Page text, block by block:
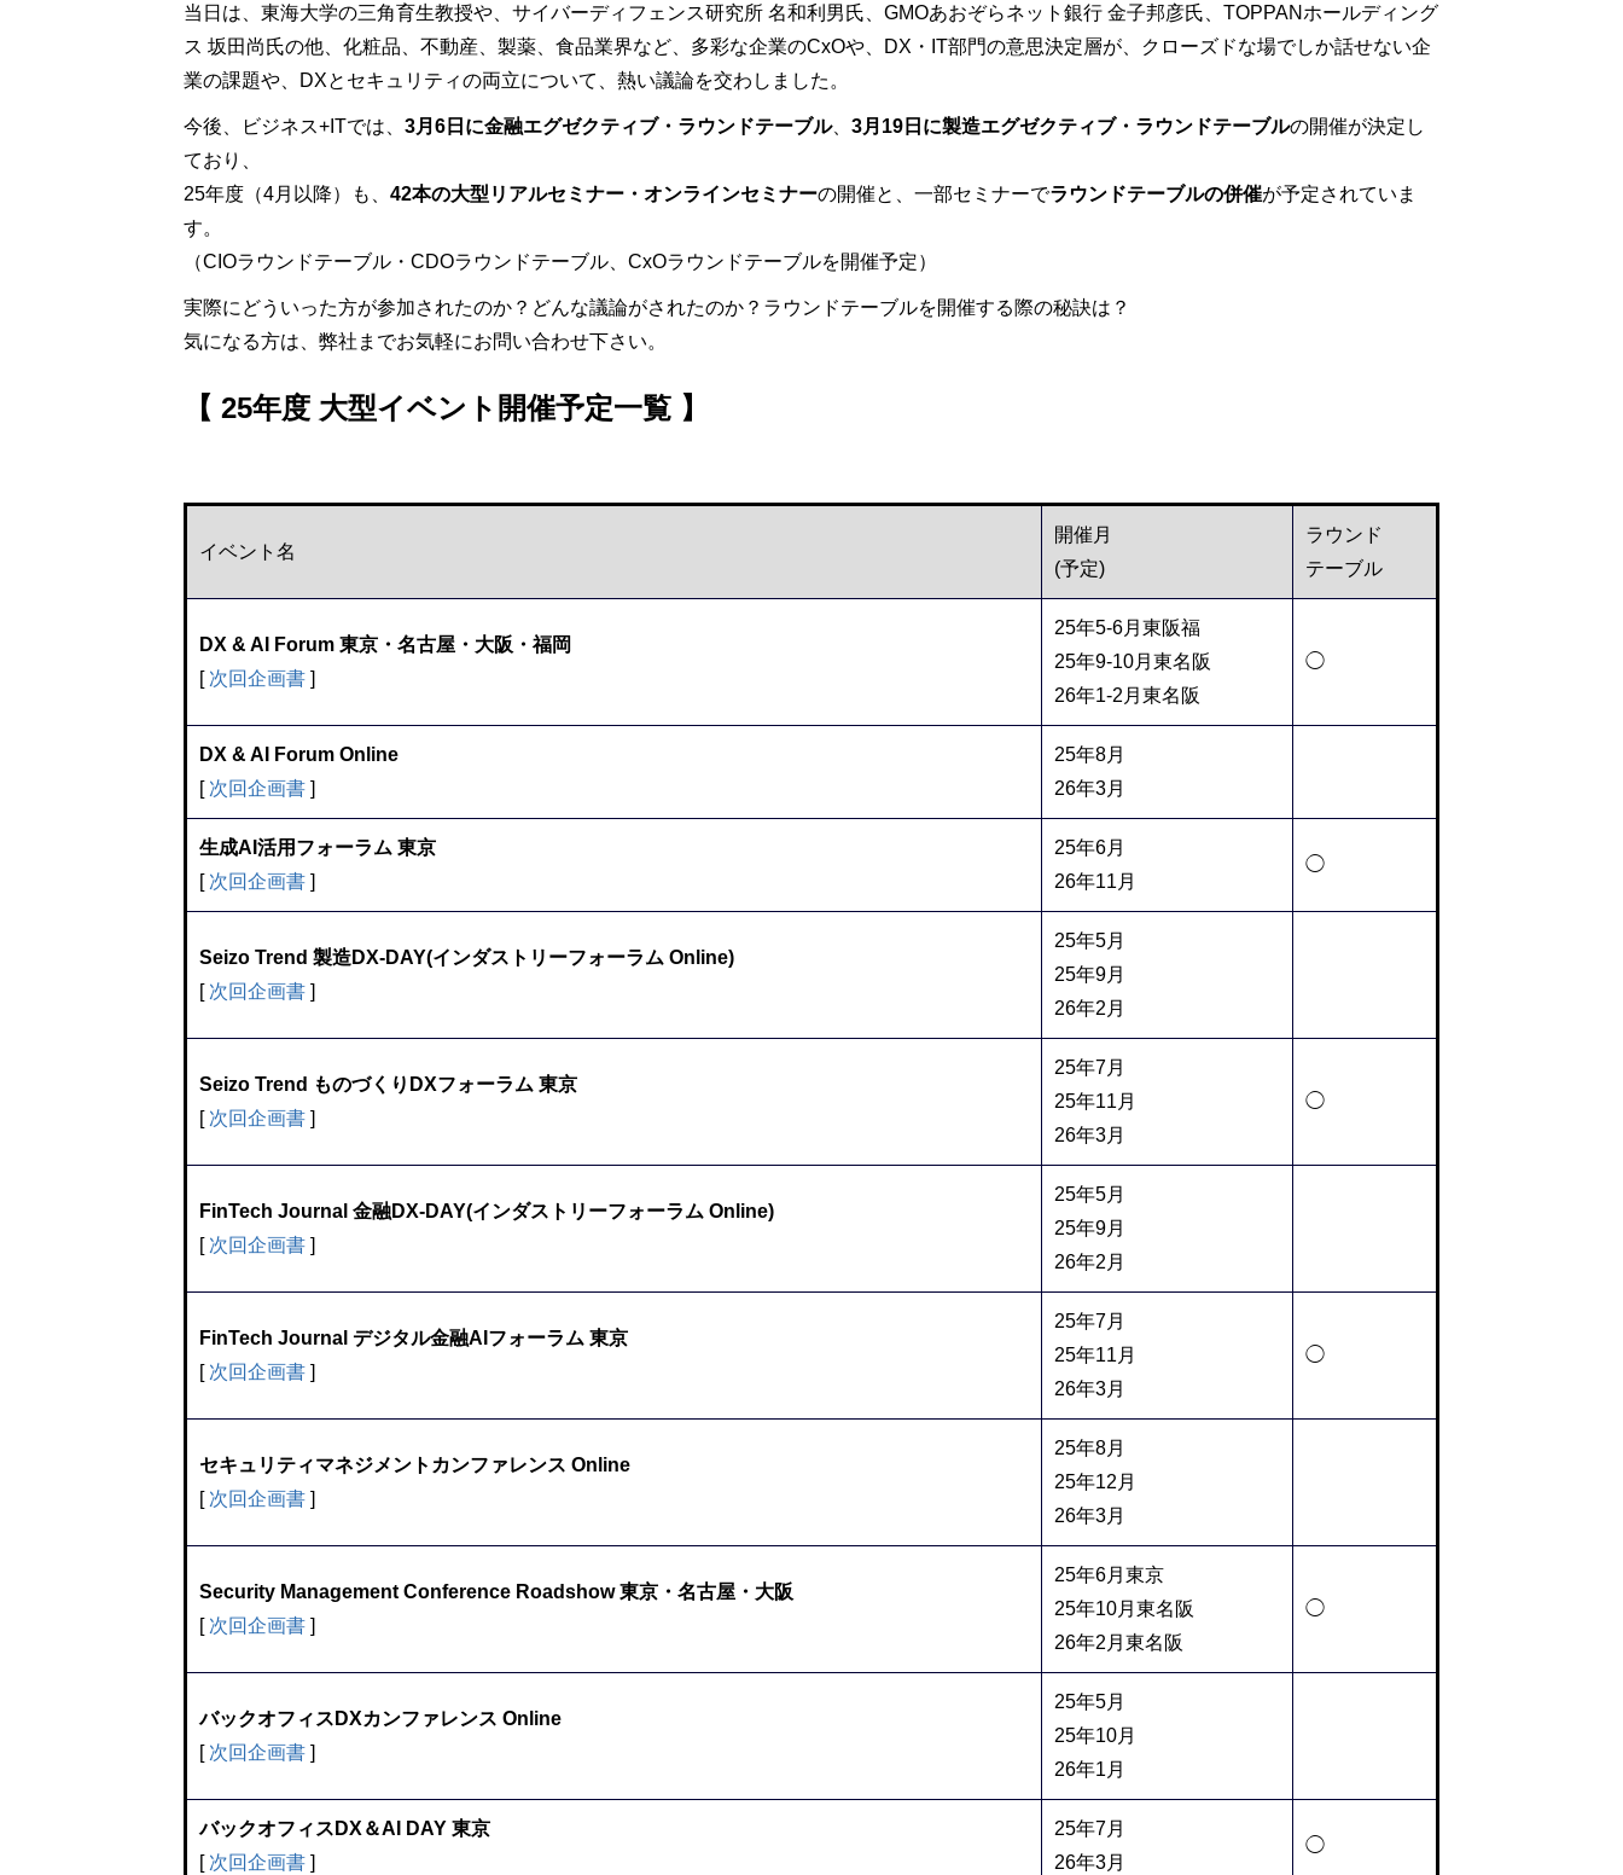
当日は、東海大学の三角育生教授や、サイバーディフェンス研究所 名和利男氏、GMOあおぞらネット銀行 金子邦彦氏、TOPPANホールディング
ス 坂田尚氏の他、化粧品、不動産、製薬、食品業界など、多彩な企業のCxOや、DX・IT部門の意思決定層が、クローズドな場でしか話せない企
業の課題や、DXとセキュリティの両立について、熱い議論を交わしました。
今後、ビジネス+ITでは、 3月6日に金融エグゼクティブ・ラウンドテーブル、 3月19日に製造エグゼクティブ・ラウンドテーブルの開催が決定し
ており、
25年度（4月以降）も、 42本の大型リアルセミナー・オンラインセミナーの開催と、一部セミナーでラウンドテーブルの併催が予定されていま
す。
（CIOラウンドテーブル・CDOラウンドテーブル、CxOラウンドテーブルを開催予定）
実際にどういった方が参加されたのか？どんな議論がされたのか？ラウンドテーブルを開催する際の秘訣は？
気になる方は、弊社までお気軽にお問い合わせ下さい。
【 25年度 大型イベント開催予定一覧 】
イベント名
開催月
(予定)
ラウンド
テーブル
DX & AI Forum 東京・名古屋・大阪・福岡
次回企画書
25年5-6月東阪福
25年9-10月東名阪
26年1-2月東名阪
◯
DX & AI Forum Online
次回企画書
25年8月
26年3月
生成AI活用フォーラム 東京
次回企画書
25年6月
26年11月
◯
Seizo Trend 製造DX-DAY(インダストリーフォーラム Online)
次回企画書
25年5月
25年9月
26年2月
Seizo Trend ものづくりDXフォーラム 東京
次回企画書
25年7月
25年11月
26年3月
◯
FinTech Journal 金融DX-DAY(インダストリーフォーラム Online)
次回企画書
25年5月
25年9月
26年2月
FinTech Journal デジタル金融AIフォーラム 東京
次回企画書
25年7月
25年11月
26年3月
◯
セキュリティマネジメントカンファレンス Online
次回企画書
25年8月
25年12月
26年3月
Security Management Conference Roadshow 東京・名古屋・大阪
次回企画書
25年6月東京
25年10月東名阪
26年2月東名阪
◯
バックオフィスDXカンファレンス Online
次回企画書
25年5月
25年10月
26年1月
バックオフィスDX＆AI DAY 東京
次回企画書
25年7月
26年3月
◯